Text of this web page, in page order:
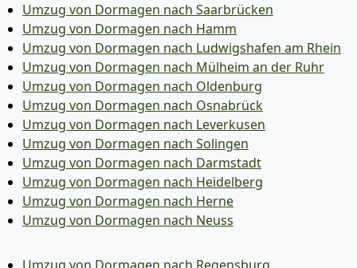
Umzug von Dormagen nach Saarbrücken
Umzug von Dormagen nach Hamm
Umzug von Dormagen nach Ludwigshafen am Rhein
Umzug von Dormagen nach Mülheim an der Ruhr
Umzug von Dormagen nach Oldenburg
Umzug von Dormagen nach Osnabrück
Umzug von Dormagen nach Leverkusen
Umzug von Dormagen nach Solingen
Umzug von Dormagen nach Darmstadt
Umzug von Dormagen nach Heidelberg
Umzug von Dormagen nach Herne
Umzug von Dormagen nach Neuss